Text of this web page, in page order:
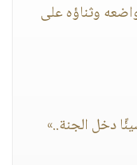
وثناؤه على
دخل الجنة..»